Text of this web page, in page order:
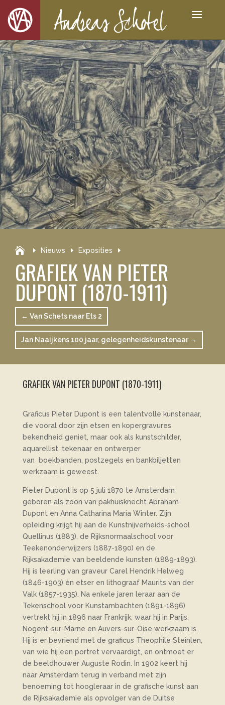
 Nieuws Exposities
GRAFIEK VAN PIETER
DUPONT (1870-1911)
← Van Schets naar Ets 2
Jan Naaijkens 100 jaar, gelegenheidskunstenaar →
GRAFIEK VAN PIETER DUPONT (1870-1911)
Graficus Pieter Dupont is een talentvolle kunstenaar,
die vooral door zijn etsen en kopergravures
bekendheid geniet, maar ook als kunstschilder,
aquarellist, tekenaar en ontwerper
van boekbanden, postzegels en bankbiljetten
werkzaam is geweest.
Pieter Dupont is op 5 juli 1870 te Amsterdam
geboren als zoon van pakhuisknecht Abraham
Dupont en Anna Catharina Maria Winter. Zijn
opleiding krijgt hij aan de Kunstnijverheids-school
Quellinus (1883), de Rijksnormaalschool voor
Teekenonderwijzers (1887-1890) en de
Rijksakademie van beeldende kunsten (1889-1893).
Hij is leerling van graveur Carel Hendrik Helweg
(1846-1903) én etser en lithograaf Maurits van der
Valk (1857-1935). Na enkele jaren leraar aan de
Tekenschool voor Kunstambachten (1891-1896)
vertrekt hij in 1896 naar Frankrijk, waar hij in Parijs,
Nogent-sur-Marne en Auvers-sur-Oise werkzaam is.
Hij is er bevriend met de graficus Theophile Steinlen,
van wie hij een portret vervaardigt, en ontmoet er
de beeldhouwer Auguste Rodin. In 1902 keert hij
naar Amsterdam terug in verband met zijn
benoeming tot hoogleraar in de grafische kunst aan
de Rijksakademie als opvolger van de Duitse